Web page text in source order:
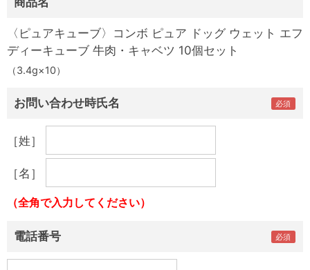
〈ピュアキューブ〉コンボ ピュア ドッグ ウェット エフ
ディーキューブ 牛肉・キャベツ 10個セット
（3.4g×10）
お問い合わせ時氏名
［姓］
［名］
（全角で入力してください）
電話番号